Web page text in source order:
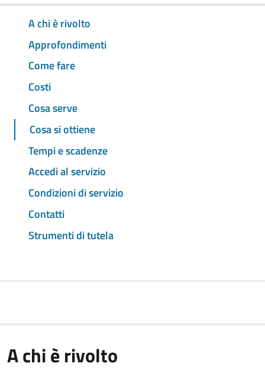
A chi è rivolto
Approfondimenti
Come fare
Costi
Cosa serve
Cosa si ottiene
Tempi e scadenze
Accedi al servizio
Condizioni di servizio
Contatti
Strumenti di tutela
A chi è rivolto